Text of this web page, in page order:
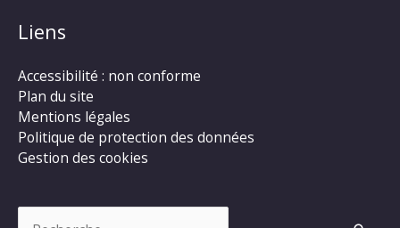
Liens
Accessibilité : non conforme
Plan du site
Mentions légales
Politique de protection des données
Gestion des cookies